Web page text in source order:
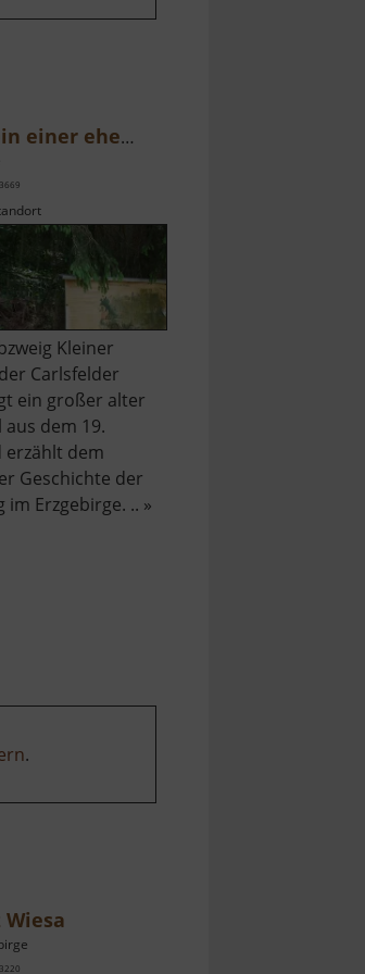
Schleifstein einer ehemaligen Papiermühle
Kleiner
Carlsfelder
ein großer alter
dem 19.
erzählt dem
Geschichte der
Erzgebirge. .. »
.